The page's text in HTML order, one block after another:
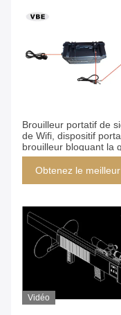
Brouilleur portatif de
de Wifi, dispositif
brouilleur bloquant la
20 - 100m
Obtenez le
Vidéo